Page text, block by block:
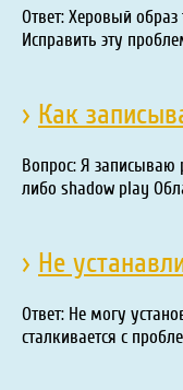
Ответ: Херовый
Исправить эту
› Как
Вопрос: Я записываю
либо shadow play
› Не
Ответ: Не могу
сталкивается с